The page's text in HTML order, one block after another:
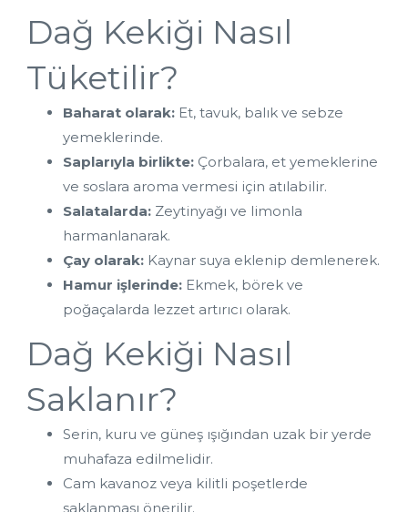
Dağ Kekiği Nasıl
Tüketilir?
Baharat olarak: Et, tavuk, balık ve sebze
yemeklerinde.
Saplarıyla birlikte: Çorbalara, et yemeklerine
ve soslara aroma vermesi için atılabilir.
Salatalarda: Zeytinyağı ve limonla
harmanlanarak.
Çay olarak: Kaynar suya eklenip demlenerek.
Hamur işlerinde: Ekmek, börek ve
poğaçalarda lezzet artırıcı olarak.
Dağ Kekiği Nasıl
Saklanır?
Serin, kuru ve güneş ışığından uzak bir yerde
muhafaza edilmelidir.
Cam kavanoz veya kilitli poşetlerde
saklanması önerilir.